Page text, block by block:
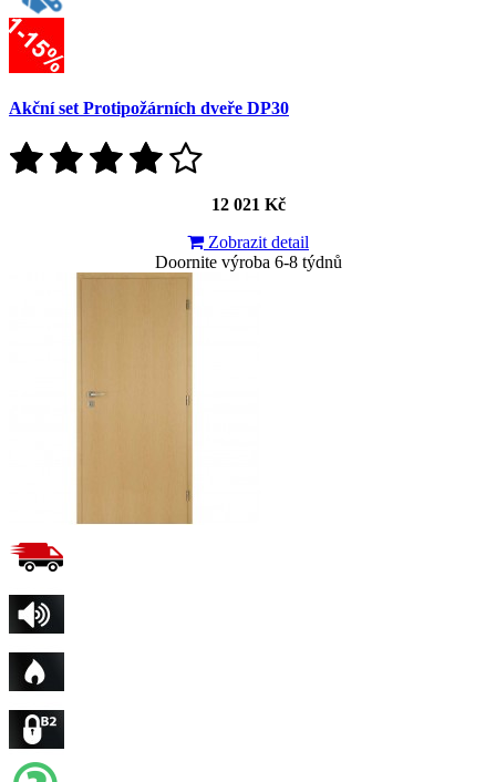
Akční set Protipožárních dveře DP30
12 021 Kč
Zobrazit detail
Doornite výroba 6-8 týdnů